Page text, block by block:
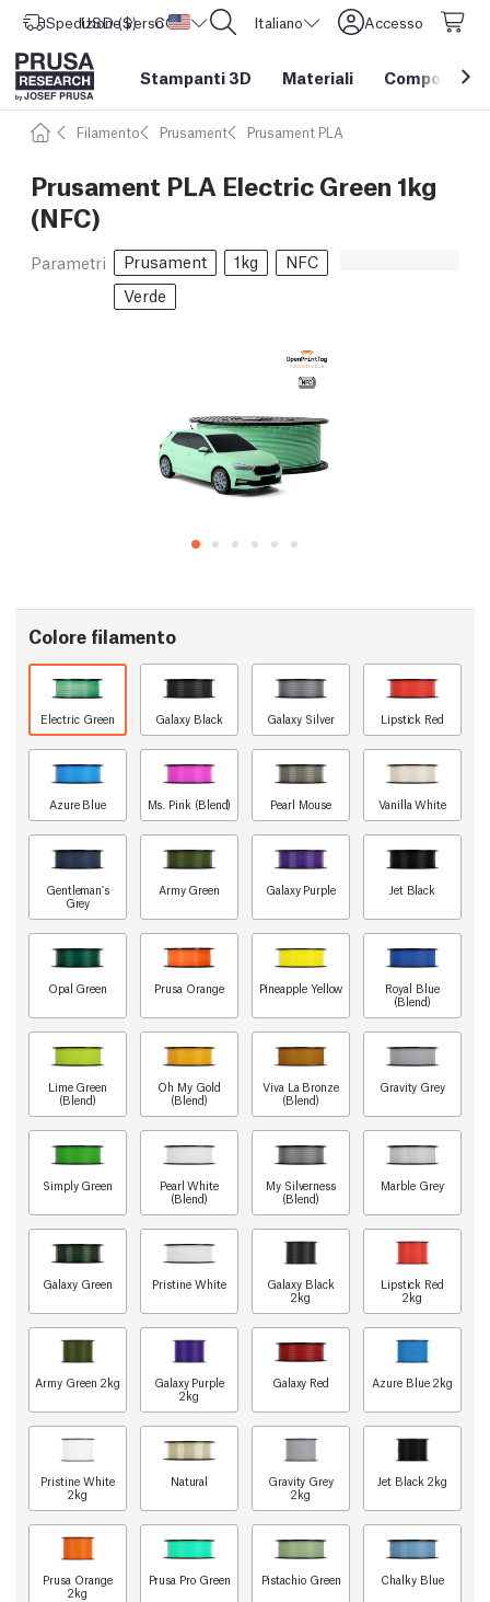
Spedizione verso Stati Uniti d'America
USD ($) CORE One L: Ora disponibile! Italiano Accesso
Stampanti 3D Materiali Componenti
Filamento Prusament Prusament PLA
Prusament PLA Electric Green 1kg
(NFC)
Parametri Prusament 1kg
NFC
Verde
Colore filamento
Electric Green Galaxy Black Galaxy Silver Lipstick Red
Azure Blue Ms. Pink (Blend) Pearl Mouse Vanilla White
Gentleman's
Grey
Army Green Galaxy Purple Jet Black
Opal Green Prusa Orange Pineapple Yellow
Royal Blue
(Blend)
Lime Green
(Blend)
Oh My Gold
(Blend)
Viva La Bronze
(Blend)
Gravity Grey
Simply Green
Pearl White
(Blend)
My Silverness
(Blend)
Marble Grey
Galaxy Green Pristine White
Galaxy Black
2kg
Lipstick Red
2kg
Army Green 2kg
Galaxy Purple
2kg
Galaxy Red Azure Blue 2kg
Pristine White
2kg
Natural
Gravity Grey
2kg
Jet Black 2kg
Prusa Orange
2kg
Prusa Pro Green Pistachio Green Chalky Blue